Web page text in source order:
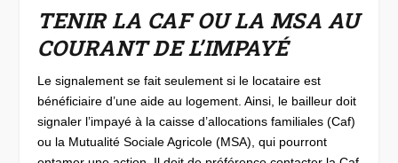
TENIR LA CAF OU LA MSA AU
COURANT DE L’IMPAYÉ
Le signalement se fait seulement si le locataire est
bénéficiaire d’une aide au logement. Ainsi, le bailleur doit
signaler l’impayé à la caisse d’allocations familiales (Caf)
ou la Mutualité Sociale Agricole (MSA), qui pourront